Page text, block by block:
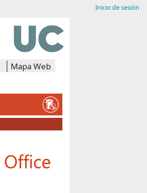
Inicio de sesión
Mapa Web